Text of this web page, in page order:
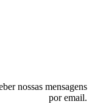
nossas mensagens
por email.